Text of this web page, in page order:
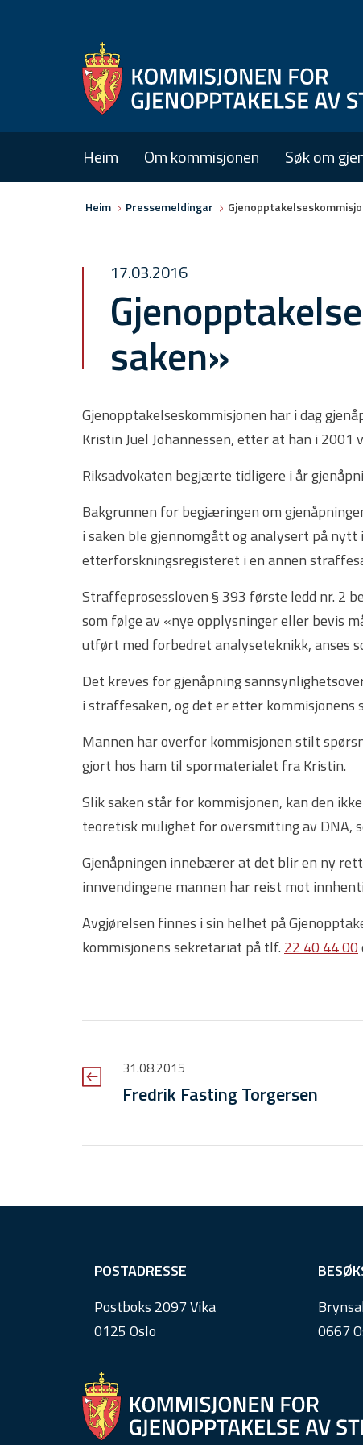
Heim Om kommisjonen Søk om
Heim Pressemeldingar
17.03.2016
saken»
Gjenopptakelseskommisjonen har i dag
Kristin Juel Johannessen, etter at han i
Riksadvokaten begjærte tidligere i år
Bakgrunnen for begjæringen om
i saken ble gjennomgått og analysert på
etterforskningsregisteret i en annen
Straffeprosessloven § 393 første ledd nr. 2
som følge av «nye opplysninger eller bevis
utført med forbedret analyseteknikk, anses
Det kreves for gjenåpning
i straffesaken, og det er etter kommisjonens
Mannen har overfor kommisjonen stilt
gjort hos ham til spormaterialet fra Kristin.
Slik saken står for kommisjonen, kan den
teoretisk mulighet for oversmitting av DNA,
Gjenåpningen innebærer at det blir en ny
innvendingene mannen har reist mot
Avgjørelsen finnes i sin helhet på
kommisjonens sekretariat på tlf. 22 40 44 00
31.08.2015
Fredrik Fasting Torgersen
POSTADRESSE
Postboks 2097 Vika
0125 Oslo
0667